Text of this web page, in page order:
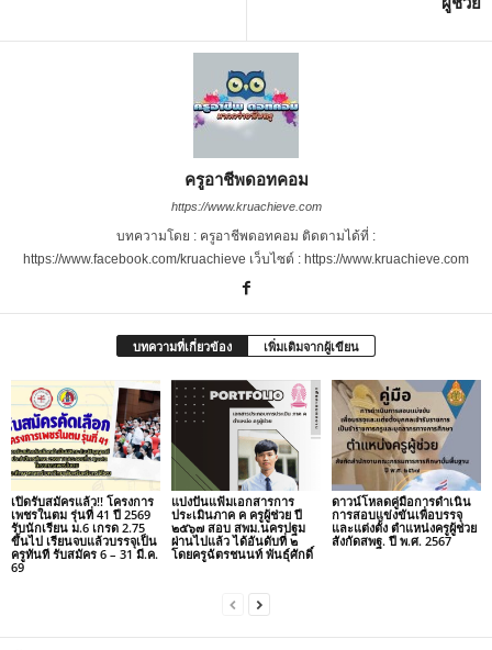
ครูอาชีพดอทคอม
https://www.kruachieve.com
บทความโดย : ครูอาชีพดอทคอม ติดตามได้ที่ :
https://www.facebook.com/kruachieve เว็บไซต์ : https://www.kruachieve.com
บทความที่เกี่ยวข้อง เพิ่มเติมจากผู้เขียน
เปิดรับสมัครแล้ว!! โครงการ
เพชรในตม รุ่นที่ 41 ปี 2569
รับนักเรียน ม.6 เกรด 2.75
ขึ้นไป เรียนจบแล้วบรรจุเป็น
ครูทันที รับสมัคร 6 – 31 มี.ค.
69
แบ่งปันแฟ้มเอกสารการ
ประเมินภาค ค ครูผู้ช่วย ปี
๒๕๖๗ สอบ สพม.นครปฐม
ผ่านไปแล้ว ได้อันดับที่ ๒
โดยครูฉัตรชนนท์ พันธุ์ศักดิ์
ดาวน์โหลดคู่มือการดำเนิน
การสอบแข่งขันเพื่อบรรจุ
และแต่งตั้ง ตำแหน่งครูผู้ช่วย
สังกัดสพฐ. ปี พ.ศ. 2567